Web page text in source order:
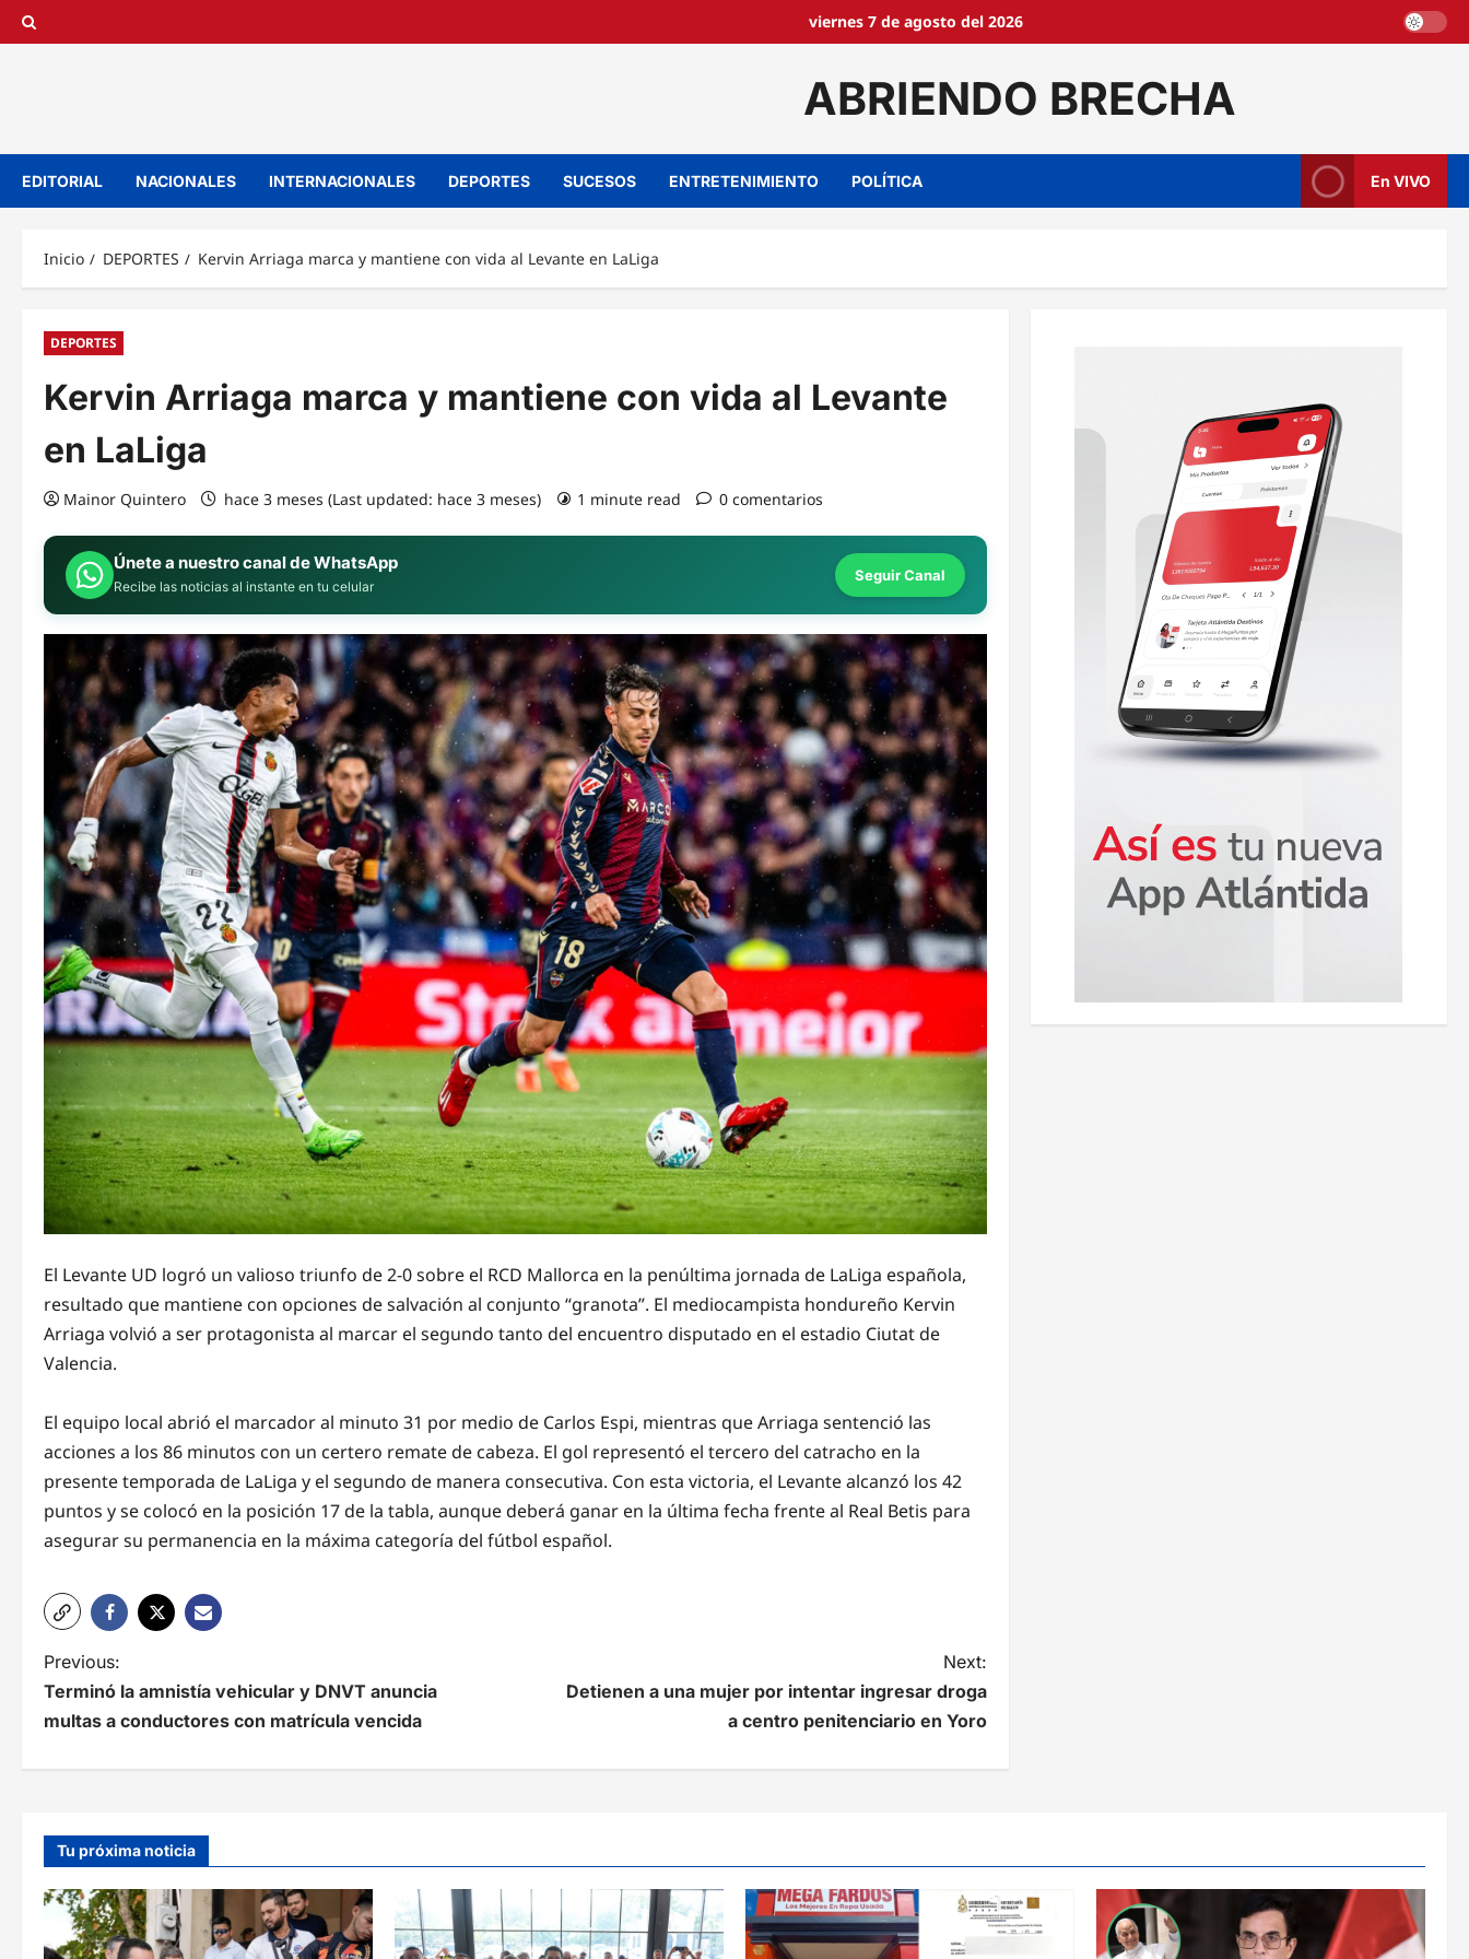
Saltar
viernes 7 de agosto del 2026
ABRIENDO BRECHA
EDITORIAL NACIONALES INTERNACIONALES DEPORTES SUCESOS ENTRETENIMIENTO POLÍTICA En VIVO
Inicio DEPORTES Kervin Arriaga marca y mantiene con vida al Levante en LaLiga
DEPORTES
Kervin Arriaga marca y mantiene con vida al Levante
en LaLiga
Mainor Quintero hace 3 meses (Last updated: hace 3 meses) 1 minute read 0 comentarios
Únete a nuestro canal de WhatsApp
Recibe las noticias al instante en tu celular
Seguir Canal
El Levante UD logró un valioso triunfo de 2-0 sobre el RCD Mallorca en la penúltima jornada de LaLiga española,
resultado que mantiene con opciones de salvación al conjunto “granota”. El mediocampista hondureño Kervin
Arriaga volvió a ser protagonista al marcar el segundo tanto del encuentro disputado en el estadio Ciutat de
Valencia.
El equipo local abrió el marcador al minuto 31 por medio de Carlos Espi, mientras que Arriaga sentenció las
acciones a los 86 minutos con un certero remate de cabeza. El gol representó el tercero del catracho en la
presente temporada de LaLiga y el segundo de manera consecutiva. Con esta victoria, el Levante alcanzó los 42
puntos y se colocó en la posición 17 de la tabla, aunque deberá ganar en la última fecha frente al Real Betis para
asegurar su permanencia en la máxima categoría del fútbol español.
N
a
a
c
i
Previous:
Terminó la amnistía vehicular y DNVT anuncia
multas a conductores con matrícula vencida
Next:
Detienen a una mujer por intentar ingresar droga
a centro penitenciario en Yoro
Tu próxima noticia